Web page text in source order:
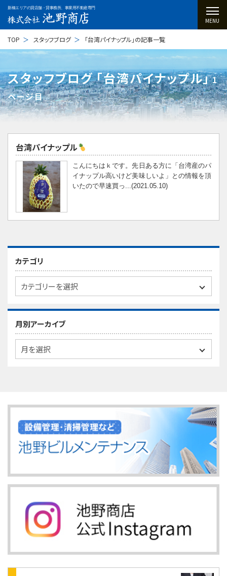
新橋エリアの貸店舗・貸事務所、事業用不動産専門
MENU
TOP スタッフブログ 「台湾パイナップル」の記事一覧
スタッフブログ ｢台湾パイナップル｣1
ページ目
台湾パイナップル
こんにちはｋです。先日ある方に「台湾産のパ
イナップル高いけど美味しいよ」との情報を頂
いたので早速買っ...(2021.05.10)
カテゴリ
月別アーカイブ